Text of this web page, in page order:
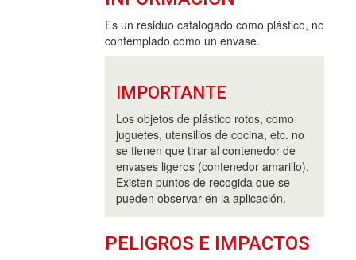
Es un residuo catalogado como plástico, no
contemplado como un envase.
IMPORTANTE
Los objetos de plástico rotos, como
juguetes, utensilios de cocina, etc. no
se tienen que tirar al contenedor de
envases ligeros (contenedor amarillo).
Existen puntos de recogida que se
pueden observar en la aplicación.
PELIGROS E IMPACTOS